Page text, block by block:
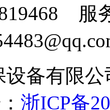
服
备有限公
浙ICP备